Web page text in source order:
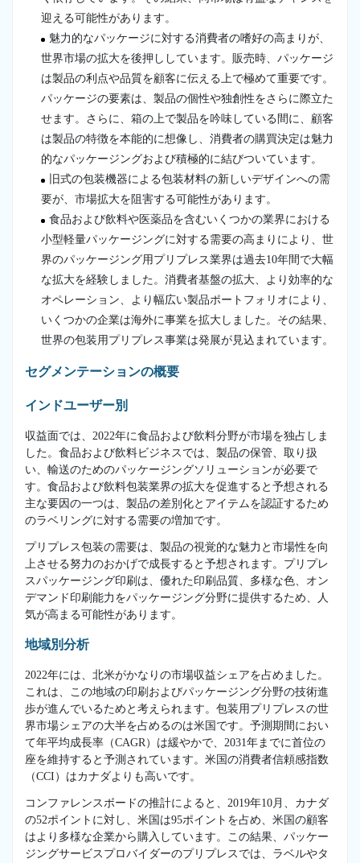
迎える可能性があります。
魅力的なパッケージに対する消費者の嗜好の高まりが、
世界市場の拡大を後押ししています。販売時、パッケージ
は製品の利点や品質を顧客に伝える上で極めて重要です。
パッケージの要素は、製品の個性や独創性をさらに際立た
せます。さらに、箱の上で製品を吟味している間に、顧客
は製品の特徴を本能的に想像し、消費者の購買決定は魅力
的なパッケージングおよび積極的に結びついています。
旧式の包装機器による包装材料の新しいデザインへの需
要が、市場拡大を阻害する可能性があります。
食品および飲料や医薬品を含むいくつかの業界における
小型軽量パッケージングに対する需要の高まりにより、世
界のパッケージング用プリプレス業界は過去10年間で大幅
な拡大を経験しました。消費者基盤の拡大、より効率的な
オペレーション、より幅広い製品ポートフォリオにより、
いくつかの企業は海外に事業を拡大しました。その結果、
世界の包装用プリプレス事業は発展が見込まれています。
セグメンテーションの概要
インドユーザー別
収益面では、2022年に食品および飲料分野が市場を独占しま
した。食品および飲料ビジネスでは、製品の保管、取り扱
い、輸送のためのパッケージングソリューションが必要で
す。食品および飲料包装業界の拡大を促進すると予想される
主な要因の一つは、製品の差別化とアイテムを認証するため
のラベリングに対する需要の増加です。
プリプレス包装の需要は、製品の視覚的な魅力と市場性を向
上させる努力のおかげで成長すると予想されます。プリプレ
スパッケージング印刷は、優れた印刷品質、多様な色、オン
デマンド印刷能力をパッケージング分野に提供するため、人
気が高まる可能性があります。
地域別分析
2022年には、北米がかなりの市場収益シェアを占めました。
これは、この地域の印刷およびパッケージング分野の技術進
歩が進んでいるためと考えられます。包装用プリプレスの世
界市場シェアの大半を占めるのは米国です。予測期間におい
て年平均成長率（CAGR）は緩やかで、2031年までに首位の
座を維持すると予測されています。米国の消費者信頼感指数
（CCI）はカナダよりも高いです。
コンファレンスボードの推計によると、2019年10月、カナダ
の52ポイントに対し、米国は95ポイントを占め、米国の顧客
はより多様な企業から購入しています。この結果、パッケー
ジングサービスプロバイダーのプリプレスでは、ラベルやタ